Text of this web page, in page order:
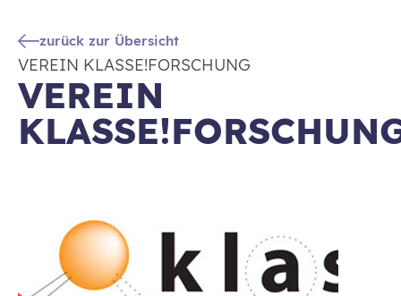
zurück zur Übersicht
VEREIN KLASSE!FORSCHUNG
VEREIN